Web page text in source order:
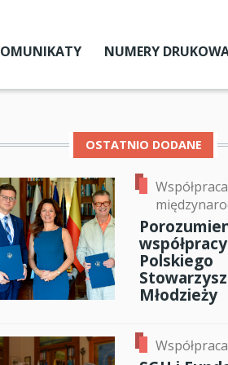
SGH
SGH
NUMERY
Aktualny numer
OSTATNIO DODANE
Współpraca
Polskiego
Młodzieży